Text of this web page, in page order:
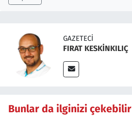
GAZETECI
FIRAT KESKİNKILIÇ
Bunlar da ilginizi çekebilir